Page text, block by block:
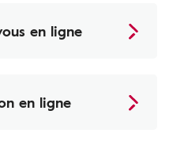
en ligne
en ligne